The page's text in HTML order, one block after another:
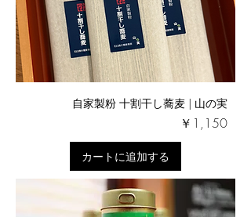
自家製粉 十割干し蕎麦 | 山の実
価格
￥1,150
カートに追加する